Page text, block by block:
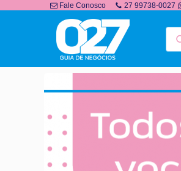
Fale Conosco 27 99738-0027